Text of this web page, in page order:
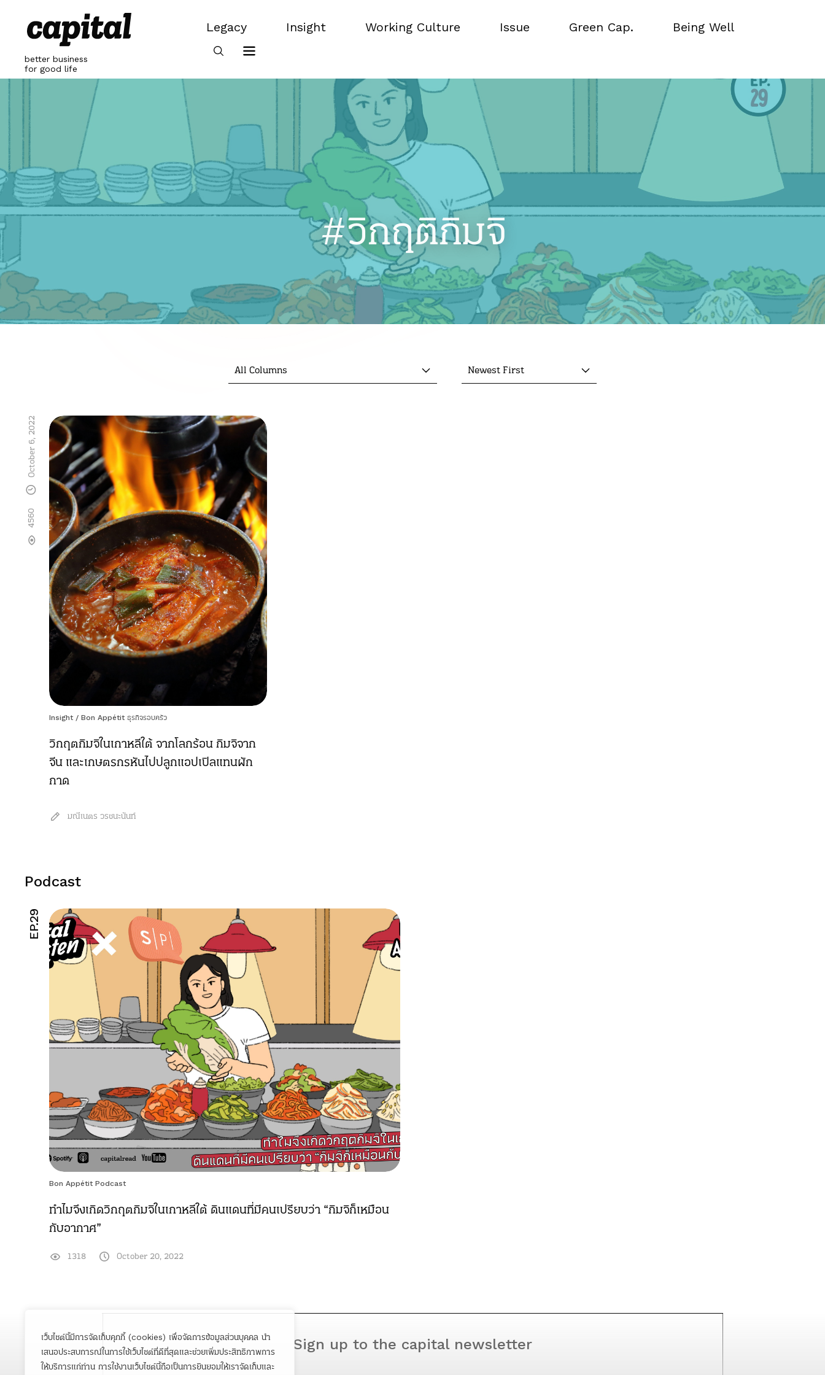
เว็บไซต์นี้มีการจัดเก็บคุกกี้ (cookies) เพื่อจัดการข้อมูลส่วนบุคคล นำ
เสนอประสบการณ์ในการใช้เว็บไซต์ที่ดีที่สุดและช่วยเพิ่มประสิทธิภาพการ
ให้บริการแก่ท่าน การใช้งานเว็บไซต์นี้ถือเป็นการยินยอมให้เราจัดเก็บและ
content
better business
for good life
Legacy
Legacy
Insight
Working Culture
Issue
Green Cap.
Being Well
#วิกฤติกิมจิ
All Columns Newest First
Insight / Bon Appétit ธุรกิจรอบครัว
วิกฤตกิมจิในเกาหลีใต้ จากโลกร้อน กิมจิจาก
จีน และเกษตรกรหันไปปลูกแอปเปิลแทนผัก
กาด
มณีเนตร วรชนะนันท์
4560
October 6, 2022
Podcast
Bon Appétit Podcast
ทำไมจึงเกิดวิกฤตกิมจิในเกาหลีใต้ ดินแดนที่มีคนเปรียบว่า “กิมจิก็เหมือน
กับอากาศ”
EP.29
1318 October 20, 2022
Sign up to the capital newsletter